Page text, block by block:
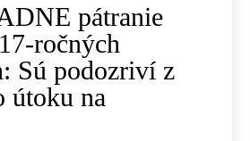
pátranie
ročných
Sú podozriví z
útoku na